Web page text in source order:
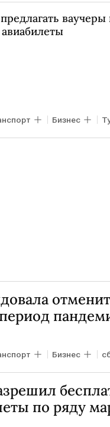
ваучеры
авиабилеты
Бизнес
Бизнес
по ряду